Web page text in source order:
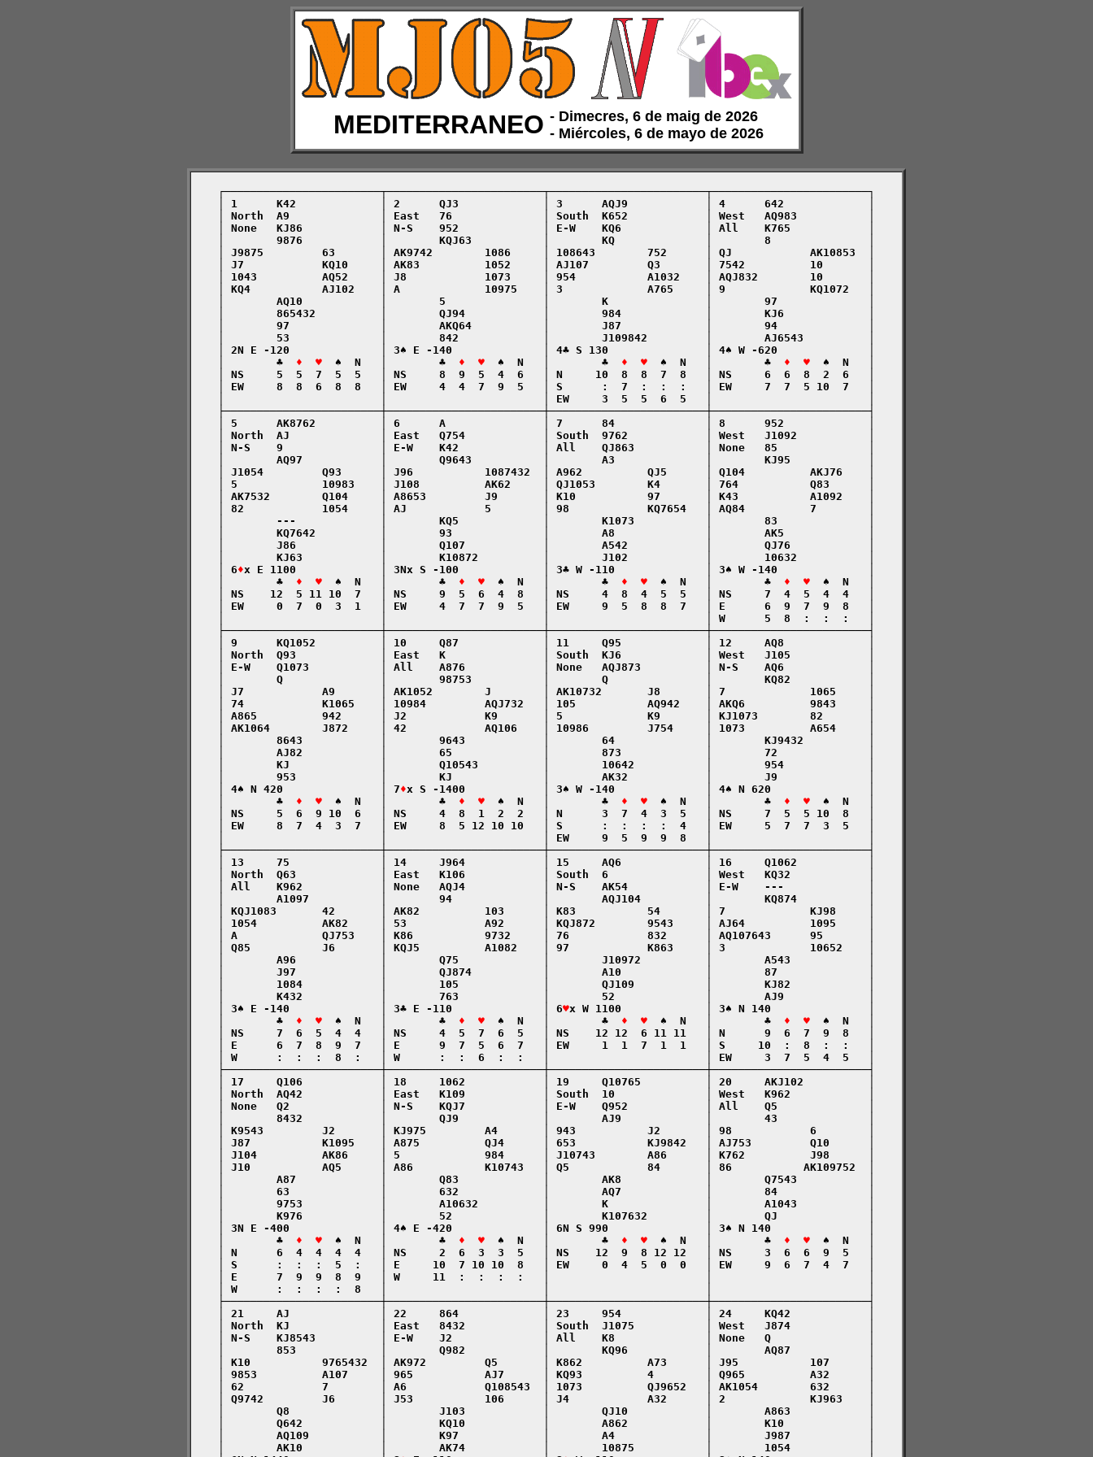
MEDITERRANEO ‑ Dimecres, 6 de maig de 2026
‑ Miércoles, 6 de mayo de 2026
    ┌────────────────────────┬────────────────────────┬────────────────────────┬────────────────────────┐
    │ 1      K42             │ 2      QJ3             │ 3      AQJ9            │ 4      642             │
    │ North  A9              │ East   76              │ South  K652            │ West   AQ983           │
    │ None   KJ86            │ N-S    952             │ E-W    KQ6             │ All    K765            │
    │        9876            │        KQJ63           │        KQ              │        8               │
    │ J9875         63       │ AK9742        1086     │ 108643        752      │ QJ            AK10853  │
    │ J7            KQ10     │ AK83          1052     │ AJ107         Q3       │ 7542          10       │
    │ 1043          AQ52     │ J8            1073     │ 954           A1032    │ AQJ832        10       │
    │ KQ4           AJ102    │ A             10975    │ 3             A765     │ 9             KQ1072   │
    │        AQ10            │        5               │        K               │        97              │
    │        865432          │        QJ94            │        984             │        KJ6             │
    │        97              │        AKQ64           │        J87             │        94              │
    │        53              │        842             │        J109842         │        AJ6543          │
    │ 2N E -120              │ 3♠ E -140              │ 4♣ S 130               │ 4♠ W -620              │
    │        ♣
♦  ♥
  ♠  N   │        ♣
♦  ♥
  ♠  N   │        ♣
♦  ♥
  ♠  N   │        ♣
♦  ♥
  ♠  N   │
    │ NS     5  5  7  5  5   │ NS     8  9  5  4  6   │ N     10  8  8  7  8   │ NS     6  6  8  2  6   │
    │ EW     8  8  6  8  8   │ EW     4  4  7  9  5   │ S      :  7  :  :  :   │ EW     7  7  5 10  7   │
    │                        │                        │ EW     3  5  5  6  5   │                        │
    ├────────────────────────┼────────────────────────┼────────────────────────┼────────────────────────┤
    │ 5      AK8762          │ 6      A               │ 7      84              │ 8      952             │
    │ North  AJ              │ East   Q754            │ South  9762            │ West   J1092           │
    │ N-S    9               │ E-W    K42             │ All    QJ863           │ None   85              │
    │        AQ97            │        Q9643           │        A3              │        KJ95            │
    │ J1054         Q93      │ J96           1087432  │ A962          QJ5      │ Q104          AKJ76    │
    │ 5             10983    │ J108          AK62     │ QJ1053        K4       │ 764           Q83      │
    │ AK7532        Q104     │ A8653         J9       │ K10           97       │ K43           A1092    │
    │ 82            1054     │ AJ            5        │ 98            KQ7654   │ AQ84          7        │
    │        ---             │        KQ5             │        K1073           │        83              │
    │        KQ7642          │        93              │        A8              │        AK5             │
    │        J86             │        Q107            │        A542            │        QJ76            │
    │        KJ63            │        K10872          │        J102            │        10632           │
    │ 6
♦x E 1100             │ 3Nx S -100             │ 3♣ W -110              │ 3♠ W -140              │
    │        ♣
♦  ♥
  ♠  N   │        ♣
♦  ♥
  ♠  N   │        ♣
♦  ♥
  ♠  N   │        ♣
♦  ♥
  ♠  N   │
    │ NS    12  5 11 10  7   │ NS     9  5  6  4  8   │ NS     4  8  4  5  5   │ NS     7  4  5  4  4   │
    │ EW     0  7  0  3  1   │ EW     4  7  7  9  5   │ EW     9  5  8  8  7   │ E      6  9  7  9  8   │
    │                        │                        │                        │ W      5  8  :  :  :   │
    ├────────────────────────┼────────────────────────┼────────────────────────┼────────────────────────┤
    │ 9      KQ1052          │ 10     Q87             │ 11     Q95             │ 12     AQ8             │
    │ North  Q93             │ East   K               │ South  KJ6             │ West   J105            │
    │ E-W    Q1073           │ All    A876            │ None   AQJ873          │ N-S    AQ6             │
    │        Q               │        98753           │        Q               │        KQ82            │
    │ J7            A9       │ AK1052        J        │ AK10732       J8       │ 7             1065     │
    │ 74            K1065    │ 10984         AQJ732   │ 105           AQ942    │ AKQ6          9843     │
    │ A865          942      │ J2            K9       │ 5             K9       │ KJ1073        82       │
    │ AK1064        J872     │ 42            AQ106    │ 10986         J754     │ 1073          A654     │
    │        8643            │        9643            │        64              │        KJ9432          │
    │        AJ82            │        65              │        873             │        72              │
    │        KJ              │        Q10543          │        10642           │        954             │
    │        953             │        KJ              │        AK32            │        J9              │
    │ 4♠ N 420               │ 7
♦x S -1400            │ 3♠ W -140              │ 4♠ N 620               │
    │        ♣
♦  ♥
  ♠  N   │        ♣
♦  ♥
  ♠  N   │        ♣
♦  ♥
  ♠  N   │        ♣
♦  ♥
  ♠  N   │
    │ NS     5  6  9 10  6   │ NS     4  8  1  2  2   │ N      3  7  4  3  5   │ NS     7  5  5 10  8   │
    │ EW     8  7  4  3  7   │ EW     8  5 12 10 10   │ S      :  :  :  :  4   │ EW     5  7  7  3  5   │
    │                        │                        │ EW     9  5  9  9  8   │                        │
    ├────────────────────────┼────────────────────────┼────────────────────────┼────────────────────────┤
    │ 13     75              │ 14     J964            │ 15     AQ6             │ 16     Q1062           │
    │ North  Q63             │ East   K106            │ South  6               │ West   KQ32            │
    │ All    K962            │ None   AQJ4            │ N-S    AK54            │ E-W    ---             │
    │        A1097           │        94              │        AQJ104          │        KQ874           │
    │ KQJ1083       42       │ AK82          103      │ K83           54       │ 7             KJ98     │
    │ 1054          AK82     │ 53            A92      │ KQJ872        9543     │ AJ64          1095     │
    │ A             QJ753    │ K86           9732     │ 76            832      │ AQ107643      95       │
    │ Q85           J6       │ KQJ5          A1082    │ 97            K863     │ 3             10652    │
    │        A96             │        Q75             │        J10972          │        A543            │
    │        J97             │        QJ874           │        A10             │        87              │
    │        1084            │        105             │        QJ109           │        KJ82            │
    │        K432            │        763             │        52              │        AJ9             │
    │ 3♠ E -140              │ 3♣ E -110              │ 6
♥x W 1100             │ 3♠ N 140               │
    │        ♣
♦  ♥
  ♠  N   │        ♣
♦  ♥
  ♠  N   │        ♣
♦  ♥
  ♠  N   │        ♣
♦  ♥
  ♠  N   │
    │ NS     7  6  5  4  4   │ NS     4  5  7  6  5   │ NS    12 12  6 11 11   │ N      9  6  7  9  8   │
    │ E      6  7  8  9  7   │ E      9  7  5  6  7   │ EW     1  1  7  1  1   │ S     10  :  8  :  :   │
    │ W      :  :  :  8  :   │ W      :  :  6  :  :   │                        │ EW     3  7  5  4  5   │
    ├────────────────────────┼────────────────────────┼────────────────────────┼────────────────────────┤
    │ 17     Q106            │ 18     1062            │ 19     Q10765          │ 20     AKJ102          │
    │ North  AQ42            │ East   K109            │ South  10              │ West   K962            │
    │ None   Q2              │ N-S    KQJ7            │ E-W    Q952            │ All    Q5              │
    │        8432            │        QJ9             │        AJ9             │        43              │
    │ K9543         J2       │ KJ975         A4       │ 943           J2       │ 98            6        │
    │ J87           K1095    │ A875          QJ4      │ 653           KJ9842   │ AJ753         Q10      │
    │ J104          AK86     │ 5             984      │ J10743        A86      │ K762          J98      │
    │ J10           AQ5      │ A86           K10743   │ Q5            84       │ 86           AK109752  │
    │        A87             │        Q83             │        AK8             │        Q7543           │
    │        63              │        632             │        AQ7             │        84              │
    │        9753            │        A10632          │        K               │        A1043           │
    │        K976            │        52              │        K107632         │        QJ              │
    │ 3N E -400              │ 4♠ E -420              │ 6N S 990               │ 3♠ N 140               │
    │        ♣
♦  ♥
  ♠  N   │        ♣
♦  ♥
  ♠  N   │        ♣
♦  ♥
  ♠  N   │        ♣
♦  ♥
  ♠  N   │
    │ N      6  4  4  4  4   │ NS     2  6  3  3  5   │ NS    12  9  8 12 12   │ NS     3  6  6  9  5   │
    │ S      :  :  :  5  :   │ E     10  7 10 10  8   │ EW     0  4  5  0  0   │ EW     9  6  7  4  7   │
    │ E      7  9  9  8  9   │ W     11  :  :  :  :   │                        │                        │
    │ W      :  :  :  :  8   │                        │                        │                        │
    ├────────────────────────┼────────────────────────┼────────────────────────┼────────────────────────┤
    │ 21     AJ              │ 22     864             │ 23     954             │ 24     KQ42            │
    │ North  KJ              │ East   8432            │ South  J1075           │ West   J874            │
    │ N-S    KJ8543          │ E-W    J2              │ All    K8              │ None   Q               │
    │        853             │        Q982            │        KQ96            │        AQ87            │
    │ K10           9765432  │ AK972         Q5       │ K862          A73      │ J95           107      │
    │ 9853          A107     │ 965           AJ7      │ KQ93          4        │ Q965          A32      │
    │ 62            7        │ A6            Q108543  │ 1073          QJ9652   │ AK1054        632      │
    │ Q9742         J6       │ J53           106      │ J4            A32      │ 2             KJ963    │
    │        Q8              │        J103            │        QJ10            │        A863            │
    │        Q642            │        KQ10            │        A862            │        K10             │
    │        AQ109           │        K97             │        A4              │        J987            │
    │        AK10            │        AK74            │        10875           │        1054            │